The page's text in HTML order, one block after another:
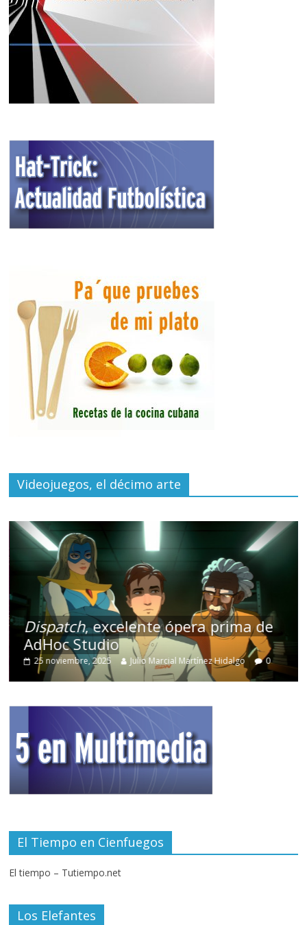
Videojuegos, el décimo arte
Dispatch, excelente ópera prima de
AdHoc Studio
25 noviembre, 2025 Julio Marcial Martínez Hidalgo 0
El Tiempo en Cienfuegos
El tiempo – Tutiempo.net
Los Elefantes